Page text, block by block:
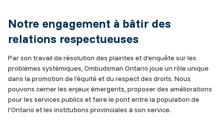
Notre engagement à bâtir des
relations respectueuses
Par son travail de résolution des plaintes et d’enquête sur les
problèmes systémiques, Ombudsman Ontario joue un rôle unique
dans la promotion de l’équité et du respect des droits. Nous
pouvons cerner les enjeux émergents, proposer des améliorations
pour les services publics et faire le pont entre la population de
l’Ontario et les institutions provinciales à son service.